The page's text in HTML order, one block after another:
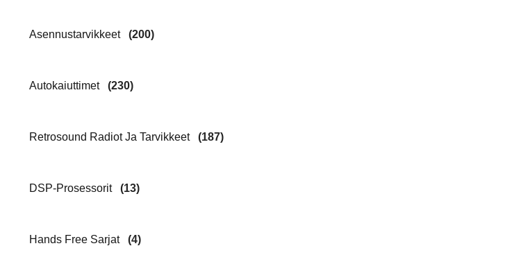
Asennustarvikkeet (200)
Autokaiuttimet (230)
Retrosound Radiot Ja Tarvikkeet (187)
DSP-Prosessorit (13)
Hands Free Sarjat (4)